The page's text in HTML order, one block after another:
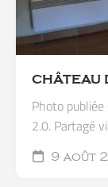
CHÂTEAU
Photo
2.0. Partagé
9 août